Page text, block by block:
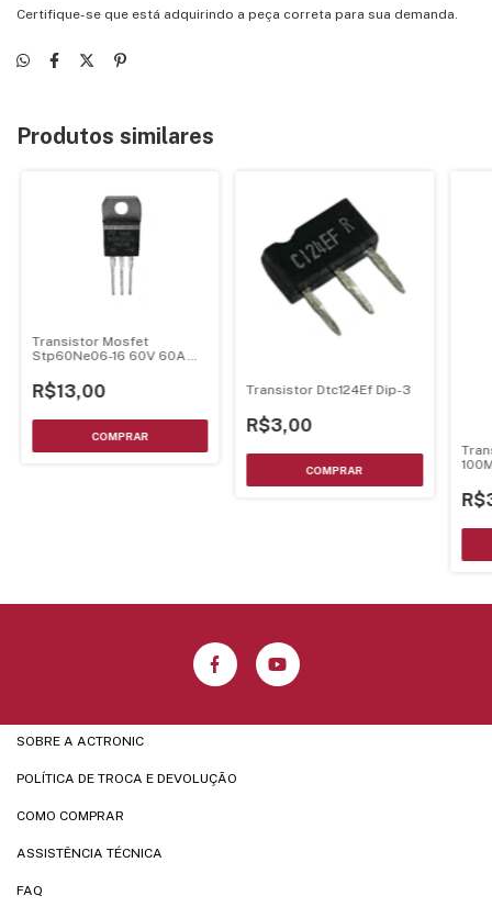
Certifique-se que está adquirindo a peça correta para sua demanda.
Produtos similares
Transistor Mosfet
Stp60Ne06-16 60V 60A
R$13,00 Transistor Dtc124Ef Dip-3
R$3,00
SOBRE A ACTRONIC
POLÍTICA DE TROCA E DEVOLUÇÃO
COMO COMPRAR
ASSISTÊNCIA TÉCNICA
FAQ